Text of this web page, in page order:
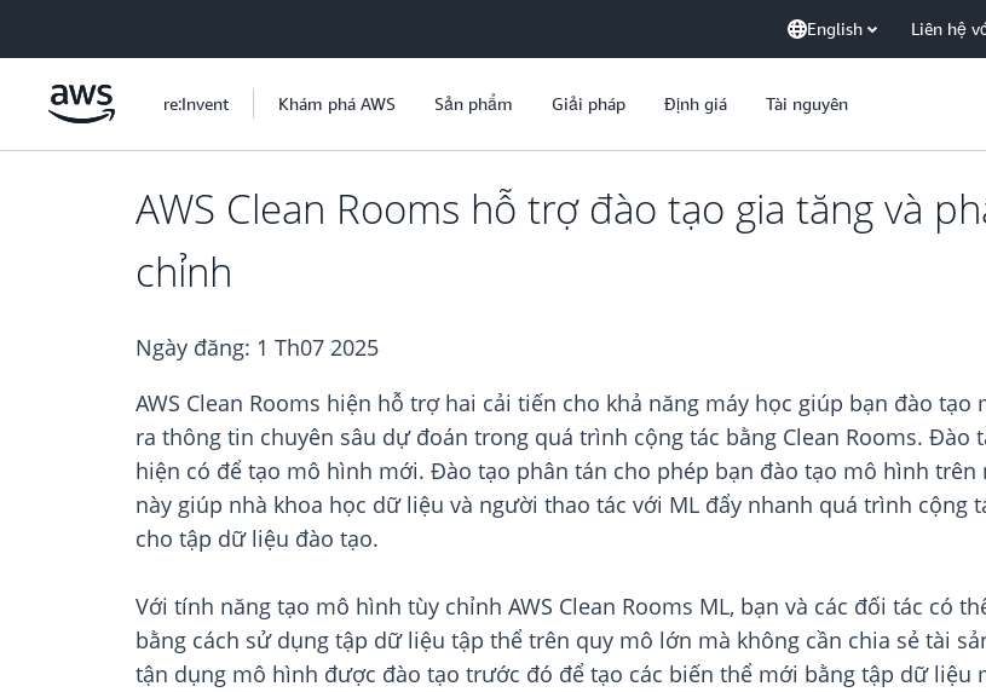
English Liên hệ
re:Invent Khám phá AWS Sản phẩm Giải pháp Định giá Tài nguyên
AWS Clean Rooms hỗ trợ đào tạo gia tăng và
chỉnh
Ngày đăng: 1 Th07 2025
AWS Clean Rooms hiện hỗ trợ hai cải tiến cho khả năng máy học giúp bạn đào
ra thông tin chuyên sâu dự đoán trong quá trình cộng tác bằng Clean Rooms.
hiện có để tạo mô hình mới. Đào tạo phân tán cho phép bạn đào tạo mô hình
này giúp nhà khoa học dữ liệu và người thao tác với ML đẩy nhanh quá trình
cho tập dữ liệu đào tạo.
Với tính năng tạo mô hình tùy chỉnh AWS Clean Rooms ML, bạn và các đối tác có
bằng cách sử dụng tập dữ liệu tập thể trên quy mô lớn mà không cần chia sẻ tài
tận dụng mô hình được đào tạo trước đó để tạo các biến thể mới bằng tập dữ liệu